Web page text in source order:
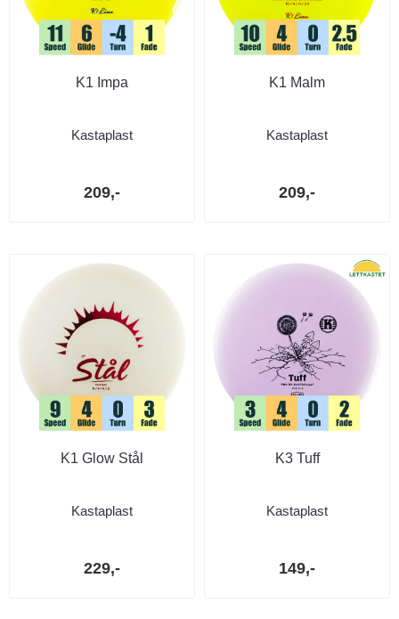
K1 Impa
Kastaplast
209,-
K1 Malm
Kastaplast
209,-
K1 Glow Stål
Kastaplast
229,-
K3 Tuff
Kastaplast
149,-